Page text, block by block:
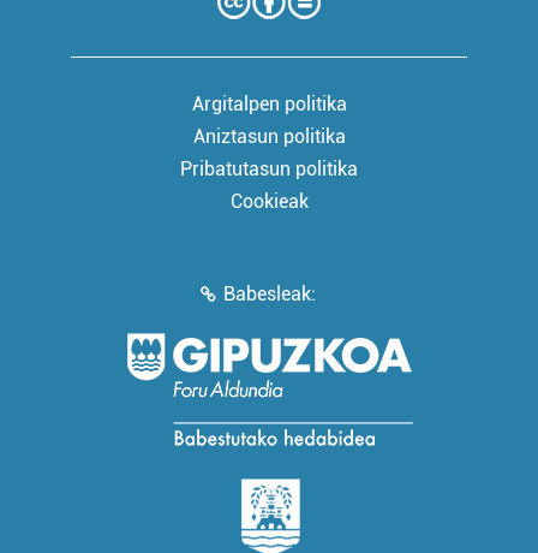
Argitalpen politika
Aniztasun politika
Pribatutasun politika
Cookieak
Babesleak: